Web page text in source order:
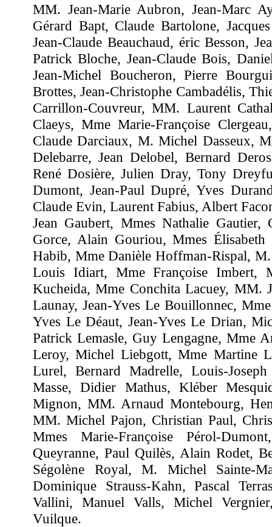
MM. Jean-Marie Aubron, Jean-Marc
Gérard Bapt, Claude Bartolone,
Jean-Claude Beauchaud, éric Besson,
Patrick Bloche, Jean-Claude Bois,
Jean-Michel Boucheron, Pierre
Brottes, Jean-Christophe Cambadélis,
Carrillon-Couvreur, MM. Laurent
Claeys, Mme Marie-Françoise
Claude Darciaux, M. Michel Dasseux,
Delebarre, Jean Delobel, Bernard
René Dosière, Julien Dray, Tony
Dumont, Jean-Paul Dupré, Yves
Claude Evin, Laurent Fabius, Albert
Jean Gaubert, Mmes Nathalie Gautier,
Gorce, Alain Gouriou, Mmes
Habib, Mme Danièle Hoffman-Rispal,
Louis Idiart, Mme Françoise Imbert,
Kucheida, Mme Conchita Lacuey, MM.
Launay, Jean-Yves Le Bouillonnec,
Yves Le Déaut, Jean-Yves Le Drian,
Patrick Lemasle, Guy Lengagne, Mme
Leroy, Michel Liebgott, Mme Martine
Lurel, Bernard Madrelle, Louis-
Masse, Didier Mathus, Kléber
Mignon, MM. Arnaud Montebourg,
MM. Michel Pajon, Christian Paul,
Mmes Marie-Françoise Pérol-
Queyranne, Paul Quilès, Alain Rodet,
Ségolène Royal, M. Michel Sainte-
Dominique Strauss-Kahn, Pascal
Vallini, Manuel Valls, Michel
Vuilque.